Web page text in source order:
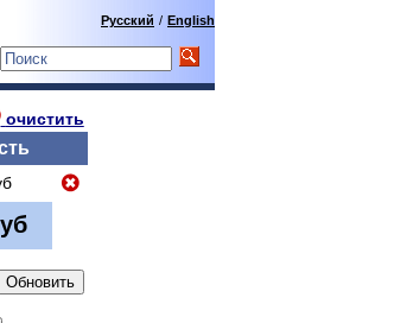
Русский / English
очистить